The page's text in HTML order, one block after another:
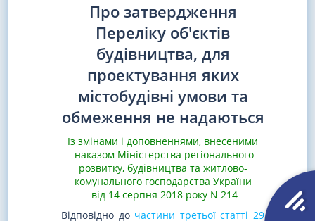
Про затвердження
Переліку об'єктів
будівництва, для
проектування яких
містобудівні умови та
обмеження не надаються
Із змінами і доповненнями, внесеними
наказом Міністерства регіонального
розвитку, будівництва та житлово-
комунального господарства України
від 14 серпня 2018 року N 214
Відповідно до частини третьої статті 29